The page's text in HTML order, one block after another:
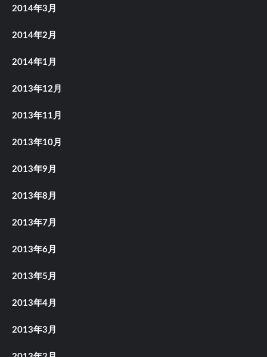
2014年3月
2014年2月
2014年1月
2013年12月
2013年11月
2013年10月
2013年9月
2013年8月
2013年7月
2013年6月
2013年5月
2013年4月
2013年3月